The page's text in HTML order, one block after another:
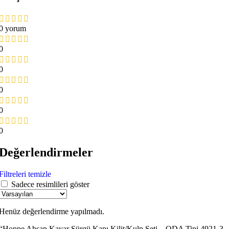
yorum
temizle
Sadece resimlileri göster
değerlendirme yapılmadı.